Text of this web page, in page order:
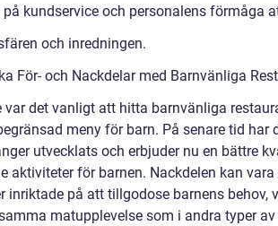
kundservice och personalens förmåga
och inredningen.
För- och Nackdelar med Barnvänliga
var det vanligt att hitta barnvänliga
meny för barn. På senare tid har
utvecklats och erbjuder nu en bättre
aktiviteter för barnen. Nackdelen kan
inriktade på att tillgodose barnens behov,
matupplevelse som i andra typer av